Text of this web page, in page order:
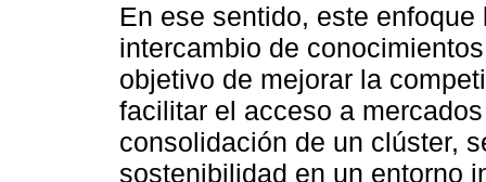
En ese sentido, este
intercambio de
objetivo de mejorar la
facilitar el acceso a
consolidación de un clúster,
sostenibilidad en un entorno